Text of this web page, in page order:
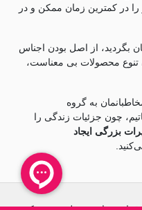
را در کمترین زمان ممکن و در
بگردید، از اصل بودن اجناس
تنوع محصولات بی معناست،
به گروه
چون جزئيات زندگی را
بزرگی ایجاد